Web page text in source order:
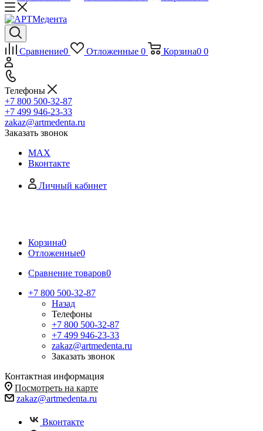
Сравнение0 Отложенные 0 Корзина0 0
Телефоны
+7 800 500-32-87
+7 499 946-23-33
zakaz@artmedenta.ru
Заказать звонок
MAX
Вконтакте
Личный кабинет
Корзина0
Отложенные0
Сравнение товаров0
+7 800 500-32-87
Назад
Телефоны
+7 800 500-32-87
+7 499 946-23-33
zakaz@artmedenta.ru
Заказать звонок
Контактная информация
Посмотреть на карте
zakaz@artmedenta.ru
Вконтакте